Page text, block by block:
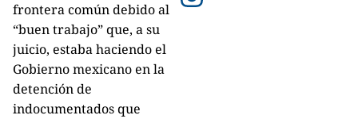
frontera común debido al
“buen trabajo” que, a su
juicio, estaba haciendo el
Gobierno mexicano en la
detención de
indocumentados que